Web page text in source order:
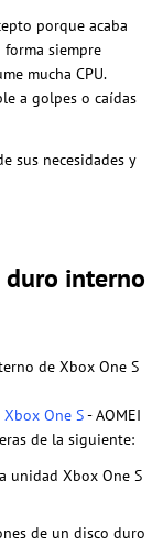
porque acaba
siempre
mucha CPU.
a golpes o caídas
sus necesidades y
interno
de Xbox One S
One S- AOMEI
de la siguiente:
unidad Xbox One S
de un disco duro